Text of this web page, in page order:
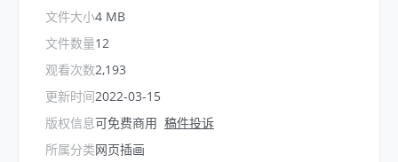
文件大小
文件数量
观看次数
更新时间
版权信息
所属分类
4 MB
12
2,193
2022-03-15
可免费商用 稿件投诉
网页插画